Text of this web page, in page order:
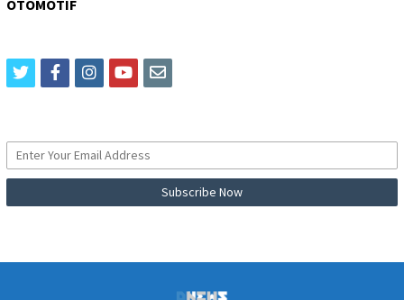
OTOMOTIF
twitterfacebookinstagram
youtubeemail